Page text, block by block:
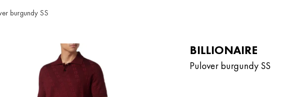
burgundy SS
BILLIONAIRE
Pulover burgundy SS